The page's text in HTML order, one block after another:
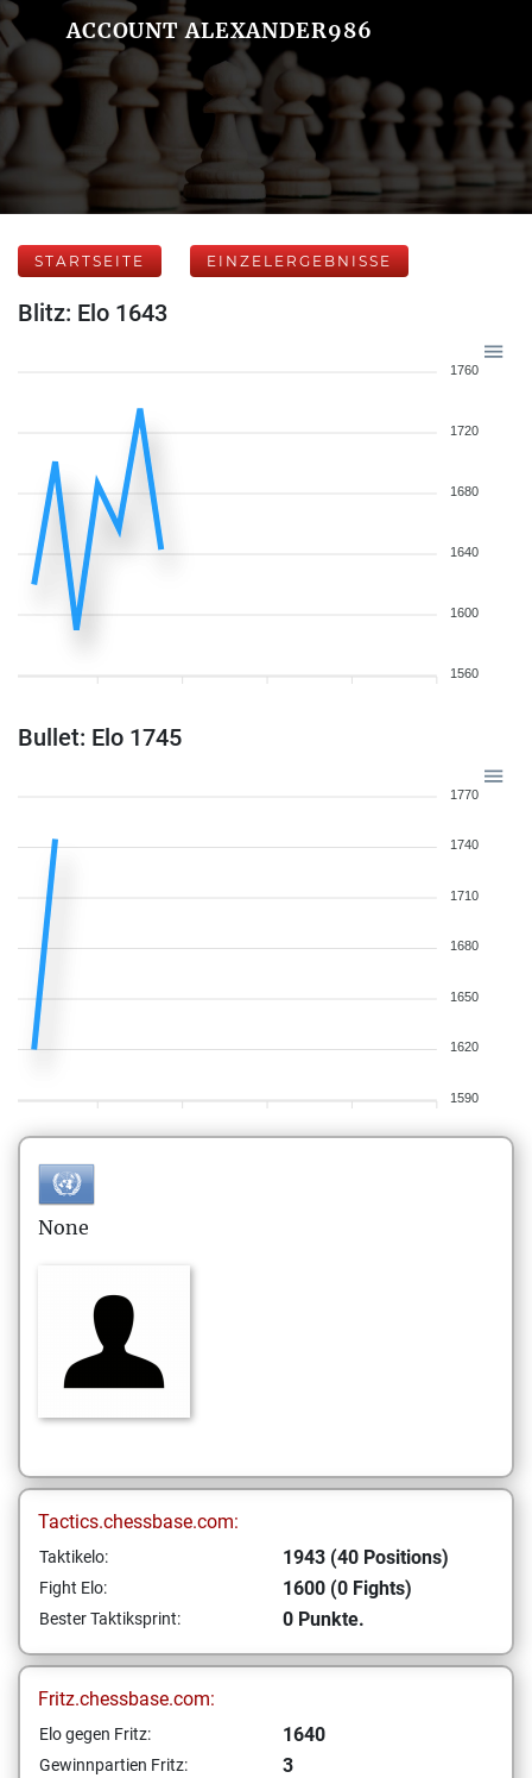
ACCOUNT ALEXANDER986
STARTSEITE EINZELERGEBNISSE
Blitz: Elo 1643
1760
1720
1680
1640
1600
1560
Bullet: Elo 1745
1770
1740
1710
1680
1650
1620
1590
None
Tactics.chessbase.com:
Taktikelo: 1943 (40 Positions)
Fight Elo: 1600 (0 Fights)
Bester Taktiksprint: 0 Punkte.
Fritz.chessbase.com:
Elo gegen Fritz: 1640
Gewinnpartien Fritz: 3